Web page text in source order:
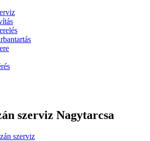
szerviz Nagytarcsa
szerviz